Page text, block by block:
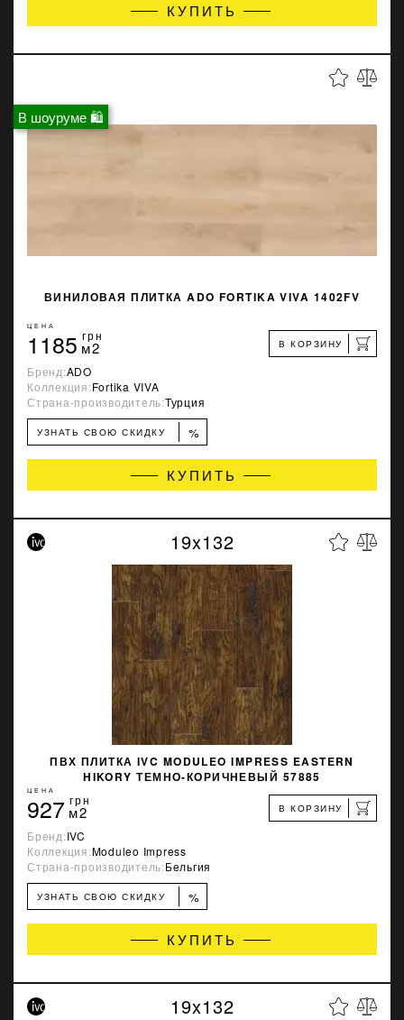
КУПИТЬ
В шоуруме 🛍
ВИНИЛОВАЯ ПЛИТКА ADO FORTIKA VIVA 1402FV
ЦЕНА
1185 грн
м2 В КОРЗИНУ
Бренд:ADO
Коллекция:Fortika VIVA
Страна-производитель:Турция
УЗНАТЬ СВОЮ СКИДКУ %
КУПИТЬ
19x132
ПВХ ПЛИТКА IVC MODULEO IMPRESS EASTERN
HIKORY ТЕМНО-КОРИЧНЕВЫЙ 57885
ЦЕНА
927 грн
м2 В КОРЗИНУ
Бренд:IVC
Коллекция:Moduleo Impress
Страна-производитель:Бельгия
УЗНАТЬ СВОЮ СКИДКУ %
КУПИТЬ
19x132